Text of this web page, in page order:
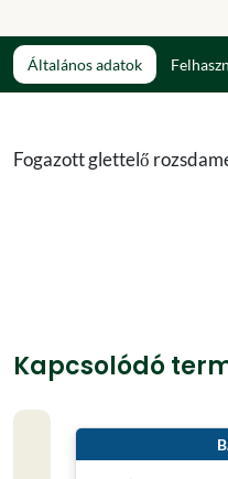
Általános adatok
Fogazott glettelő
Kapcsolódó